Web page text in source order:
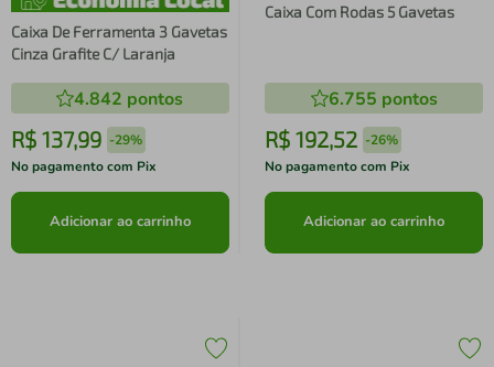
Caixa De Ferramenta 3 Gavetas
Cinza Grafite C/ Laranja
4.842 pontos
R$ 137,99 -29%
No pagamento com Pix
Adicionar ao carrinho
Caixa Com Rodas 5 Gavetas
6.755 pontos
R$ 192,52 -26%
No pagamento com Pix
Adicionar ao carrinho